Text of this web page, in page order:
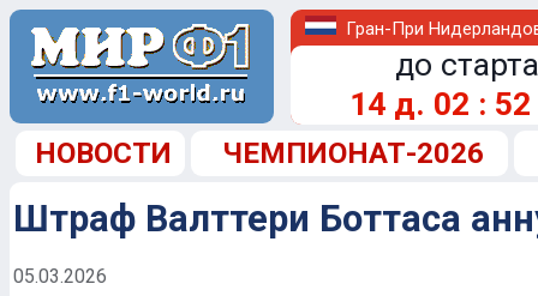
Гран-При
до
14 д. 02 : 52
НОВОСТИ ЧЕМПИОНАТ-2026
Штраф Валттери Боттаса
05.03.2026